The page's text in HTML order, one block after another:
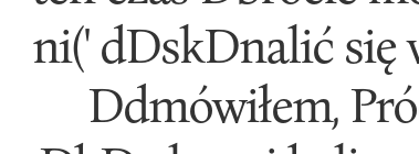
ni(' dDskDnalić się
Ddmówiłem,